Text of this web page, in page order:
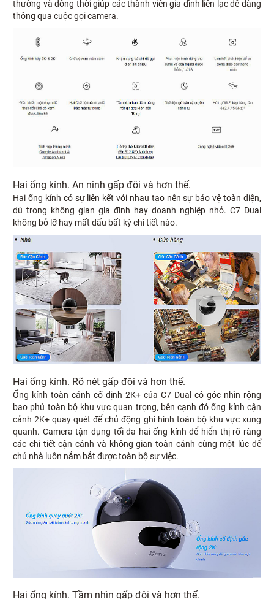
thường và đông thời giúp các thành viên gia đình liên lạc dễ dàng
thông qua cuộc gọi camera.
Hai ống kính. An ninh gấp đôi và hơn thế.
Hai ống kính có sự liên kết với nhau tạo nên sự bảo vệ toàn diện,
dù trong không gian gia đình hay doanh nghiệp nhỏ. C7 Dual
không bỏ lỡ hay mất dấu bất kỳ chi tiết nào.
Hai ống kính. Rõ nét gấp đôi và hơn thế.
Ống kính toàn cảnh cố định 2K+ của C7 Dual có góc nhìn rộng
bao phủ toàn bộ khu vực quan trọng, bên cạnh đó ống kính cận
cảnh 2K+ quay quét để chủ động ghi hình toàn bộ khu vực xung
quanh. Camera tận dụng tối đa hai ống kính để hiển thị rõ ràng
các chi tiết cận cảnh và không gian toàn cảnh cùng một lúc để
chủ nhà luôn nắm bắt được toàn bộ sự việc.
Hai ống kính. Tầm nhìn gấp đôi và hơn thế.